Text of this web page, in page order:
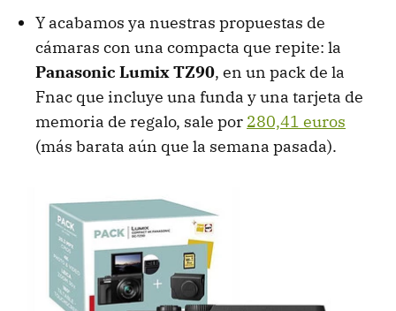
Y acabamos ya nuestras propuestas de
cámaras con una compacta que repite: la
Panasonic Lumix TZ90, en un pack de la
Fnac que incluye una funda y una tarjeta de
memoria de regalo, sale por 280,41 euros
(más barata aún que la semana pasada).